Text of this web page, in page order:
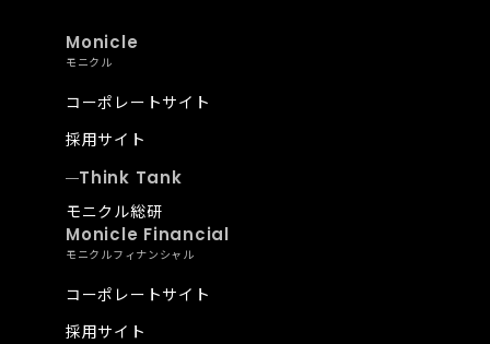
Monicle
モニクル
コーポレートサイト
採用サイト
Think Tank
モニクル総研
Monicle Financial
モニクルフィナンシャル
コーポレートサイト
採用サイト